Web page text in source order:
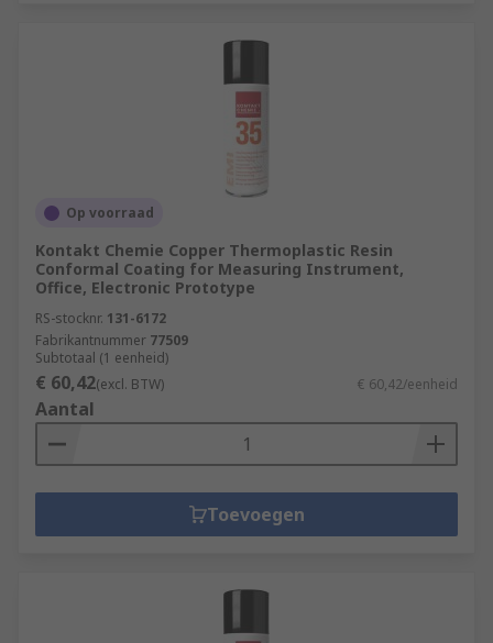
Op voorraad
Kontakt Chemie Copper Thermoplastic Resin
Conformal Coating for Measuring Instrument,
Office, Electronic Prototype
RS-stocknr. 131-6172
Fabrikantnummer 77509
Subtotaal (1 eenheid)
€ 60,42(excl. BTW) € 60,42/eenheid
Aantal
Toevoegen